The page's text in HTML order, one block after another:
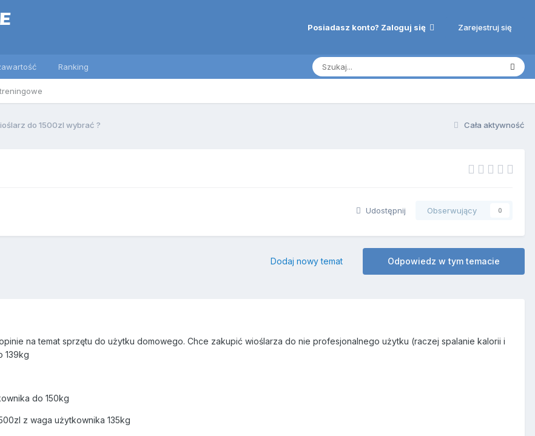
Posiadasz konto? Zaloguj się Zarejestruj się
Ranking
Cała aktywność
do 1500zl wybrać ?
Udostępnij Obserwujący 0
Odpowiedz w tym temacie
Dodaj nowy temat
na temat sprzętu do użytku domowego. Chce zakupić wioślarza do nie profesjonalnego użytku (raczej spalanie kalorii i
139kg
do 150kg
z waga użytkownika 135kg